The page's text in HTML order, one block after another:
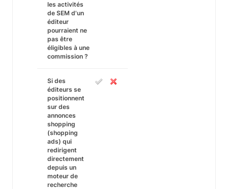
les activités
de SEM d'un
éditeur
pourraient ne
pas être
éligibles à une
commission ?
Si des
éditeurs se
positionnent
sur des
annonces
shopping
(shopping
ads) qui
redirigent
directement
depuis un
moteur de
recherche